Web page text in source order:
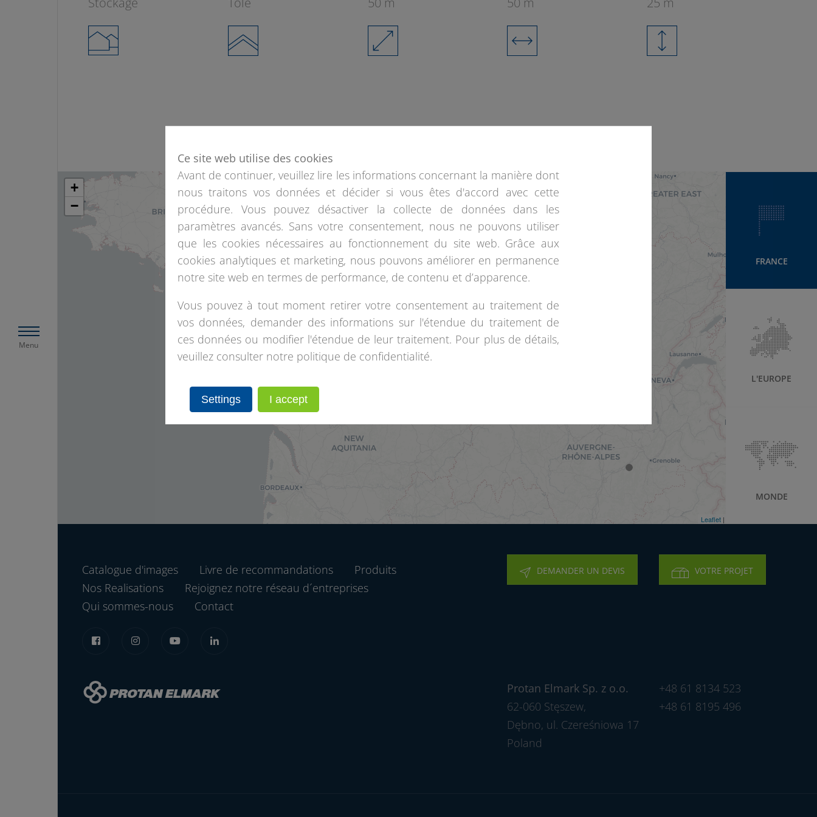
Menu
2
+
−
Leaflet | ©
FRANCE
L'EUROPE
MONDE
Catalogue d'images Livre de recommandations
Produits
Nos Realisations
Rejoignez notre réseau d´entreprises
Qui sommes-nous
Contact
DEMANDER UN DEVIS VOTRE PROJET
Protan Elmark Sp. z o.o.
62-060 Stęszew,
Dębno, ul. Czereśniowa 17
Poland
+48 61 8134 523
+48 61 8195 496
Ce site web utilise des cookies
Avant de continuer, veuillez lire les informations concernant la manière dont
nous traitons vos données et décider si vous êtes d'accord avec cette
procédure. Vous pouvez désactiver la collecte de données dans les
paramètres avancés. Sans votre consentement, nous ne pouvons utiliser
que les cookies nécessaires au fonctionnement du site web. Grâce aux
cookies analytiques et marketing, nous pouvons améliorer en permanence
notre site web en termes de performance, de contenu et d’apparence.
Vous pouvez à tout moment retirer votre consentement au traitement de
vos données, demander des informations sur l'étendue du traitement de
ces données ou modifier l'étendue de leur traitement. Pour plus de détails,
veuillez consulter notre politique de confidentialité.
Settings I accept